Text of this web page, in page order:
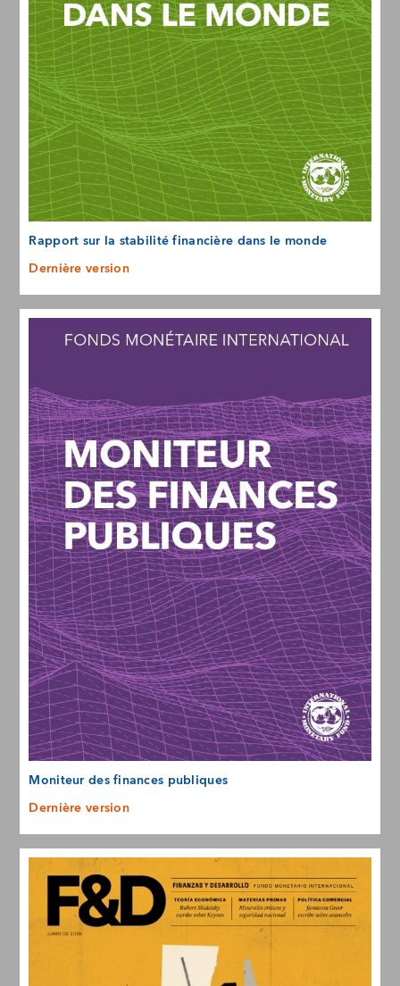
Rapport sur la stabilité financière dans le monde
Dernière version
Moniteur des finances publiques
Dernière version